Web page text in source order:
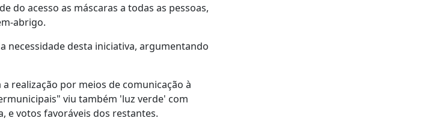
do acesso as máscaras a todas as pessoas,
abrigo.
necessidade desta iniciativa, argumentando
realização por meios de comunicação à
viu também 'luz verde' com
e votos favoráveis dos restantes.